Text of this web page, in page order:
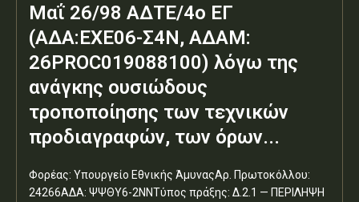
Μαΐ 26/98 ΑΔΤΕ/4ο ΕΓ
(ΑΔΑ:ΕΧΕ06-Σ4Ν, ΑΔΑΜ:
26PROC019088100) λόγω της
ανάγκης ουσιώδους
τροποποίησης των τεχνικών
προδιαγραφών, των όρων...
Φορέας: Υπουργείο Εθνικής ΆμυναςΑρ. Πρωτοκόλλου:
24266ΑΔΑ: ΨΨΘΥ6-2ΝΝΤύπος πράξης: Δ.2.1 — ΠΕΡΙΛΗΨΗ